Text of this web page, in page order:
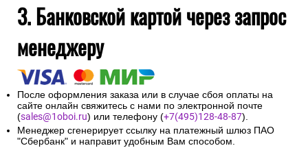
3. Банковской картой через запрос
менеджеру
После оформления заказа или в случае сбоя оплаты на
сайте онлайн свяжитесь с нами по электронной почте
(sales@1oboi.ru) или телефону (+7(495)128-48-87).
Менеджер сгенерирует ссылку на платежный шлюз ПАО
"Сбербанк" и направит удобным Вам способом.